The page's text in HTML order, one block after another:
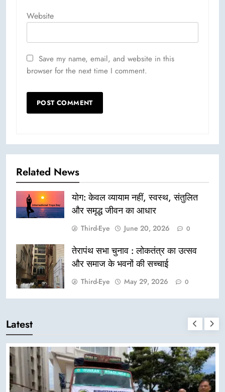
Website
Save my name, email, and website in this
browser for the next time I comment.
Related News
योग: केवल व्यायाम नहीं, स्वस्थ, संतुलित
और समृद्ध जीवन का आधार
Third-Eye June 20, 2026 0
तेरापंथ सभा चुनाव : लोकतंत्र का उत्सव
और समाज के भवनों की सच्चाई
Third-Eye May 29, 2026 0
Latest